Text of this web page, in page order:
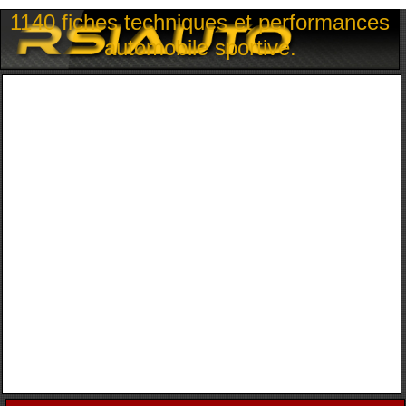
1140 fiches techniques et performances
automobile sportive.